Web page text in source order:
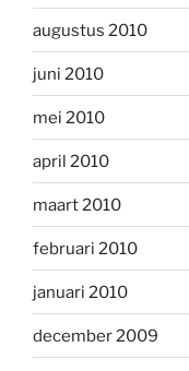
augustus 2010
juni 2010
mei 2010
april 2010
maart 2010
februari 2010
januari 2010
december 2009